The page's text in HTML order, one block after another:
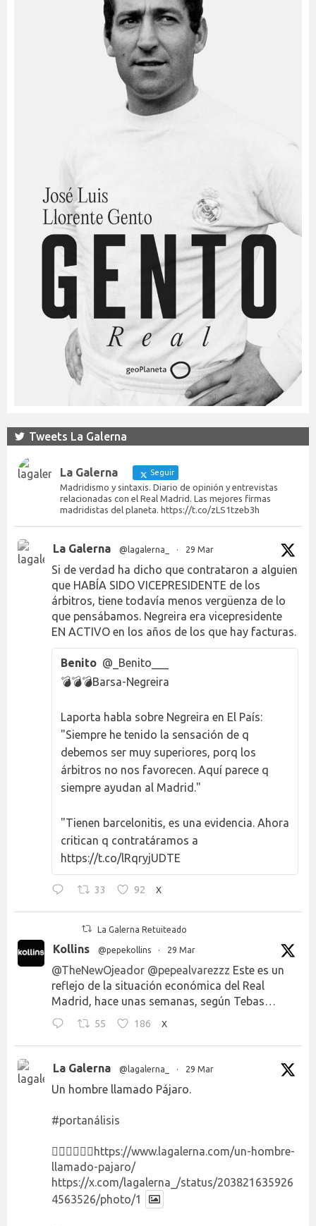
Tweets La Galerna
La Galerna Seguir
Madridismo y sintaxis. Diario de opinión y entrevistas
relacionadas con el Real Madrid. Las mejores firmas
madridistas del planeta. https://t.co/zLS1tzeb3h
La Galerna @lagalerna_ · 29 Mar
Si de verdad ha dicho que contrataron a alguien
que HABÍA SIDO VICEPRESIDENTE de los
árbitros, tiene todavía menos vergüenza de lo
que pensábamos. Negreira era vicepresidente
EN ACTIVO en los años de los que hay facturas.
Benito @_Benito___
💣💣💣Barsa-Negreira
Laporta habla sobre Negreira en El País:
"Siempre he tenido la sensación de q
debemos ser muy superiores, porq los
árbitros no nos favorecen. Aquí parece q
siempre ayudan al Madrid."
"Tienen barcelonitis, es una evidencia. Ahora
critican q contratáramos a
https://t.co/lRqryjUDTE
33 92 X
La Galerna Retuiteado
Kollins @pepekollins · 29 Mar
@TheNewOjeador @pepealvarezzz Este es un
reflejo de la situación económica del Real
Madrid, hace unas semanas, según Tebas…
55 186 X
La Galerna @lagalerna_ · 29 Mar
Un hombre llamado Pájaro.
#portanálisis
👉🏻👉🏻👉🏻 https://www.lagalerna.com/un-hombre-
llamado-pajaro/
https://x.com/lagalerna_/status/203821635926
4563526/photo/1